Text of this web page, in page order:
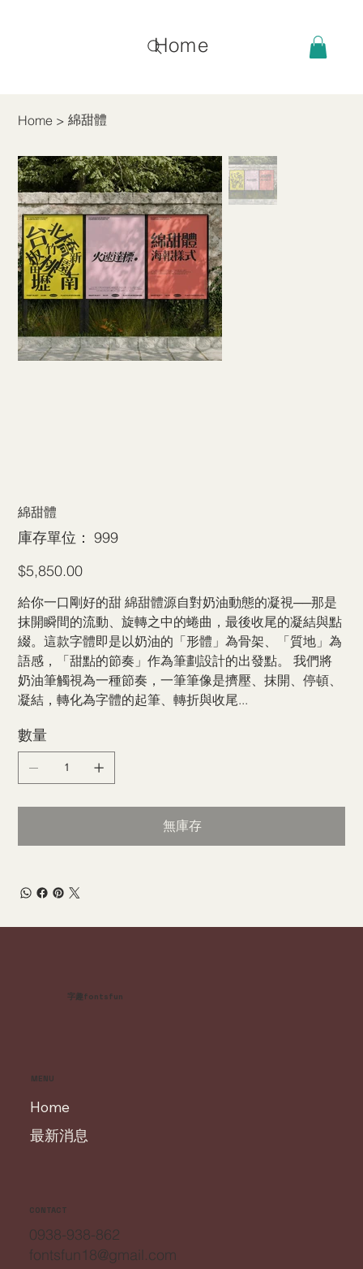
Home
Home > 綿甜體
綿甜體
庫存單位：
SKU
999
999
價
格
$5,850.00
給你一口剛好的甜 綿甜體源自對奶油動態的凝視──那是
抹開瞬間的流動、旋轉之中的蜷曲，最後收尾的凝結與點
綴。這款字體即是以奶油的「形體」為骨架、「質地」為
語感，「甜點的節奏」作為筆劃設計的出發點。 我們將
奶油筆觸視為一種節奏，一筆筆像是擠壓、抹開、停頓、
凝結，轉化為字體的起筆、轉折與收尾...
數量
無庫存
字趣fontsfun
MENU
Home
最新消息
0938-938-862
fontsfun18@gmail.com
CONTACT